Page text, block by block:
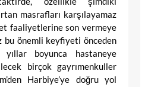
masrafları karşılayamaz
faaliyetlerine son vermeye
bu önemli keyfiyeti önceden
yıllar boyunca hastaneye
birçok gayrımenkuller
Harbiye’ye doğru yol